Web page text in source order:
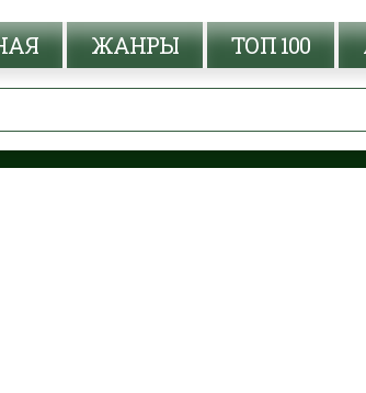
ЖАНРЫ ТОП 100